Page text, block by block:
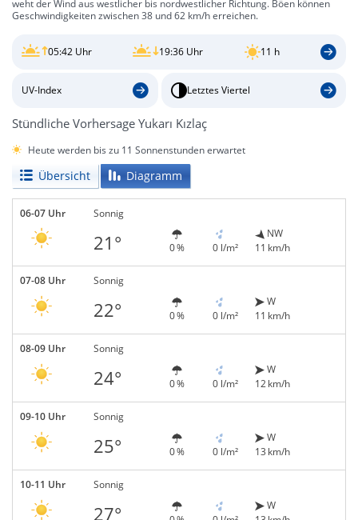
weht der Wind aus westlicher bis nordwestlicher Richtung. Böen können
Geschwindigkeiten zwischen 38 und 62 km/h erreichen.
05:42 Uhr 19:36 Uhr 11 h
UV-Index Letztes Viertel
Stündliche Vorhersage Yukarı Kızlaç
Heute werden bis zu 11 Sonnenstunden erwartet
Übersicht Diagramm
06-07 Uhr Sonnig
21° 0 % 0 l/m²
NW
11 km/h
07-08 Uhr Sonnig
22° 0 % 0 l/m²
W
11 km/h
08-09 Uhr Sonnig
24° 0 % 0 l/m²
W
12 km/h
09-10 Uhr Sonnig
25° 0 % 0 l/m²
W
13 km/h
10-11 Uhr Sonnig
27°
W